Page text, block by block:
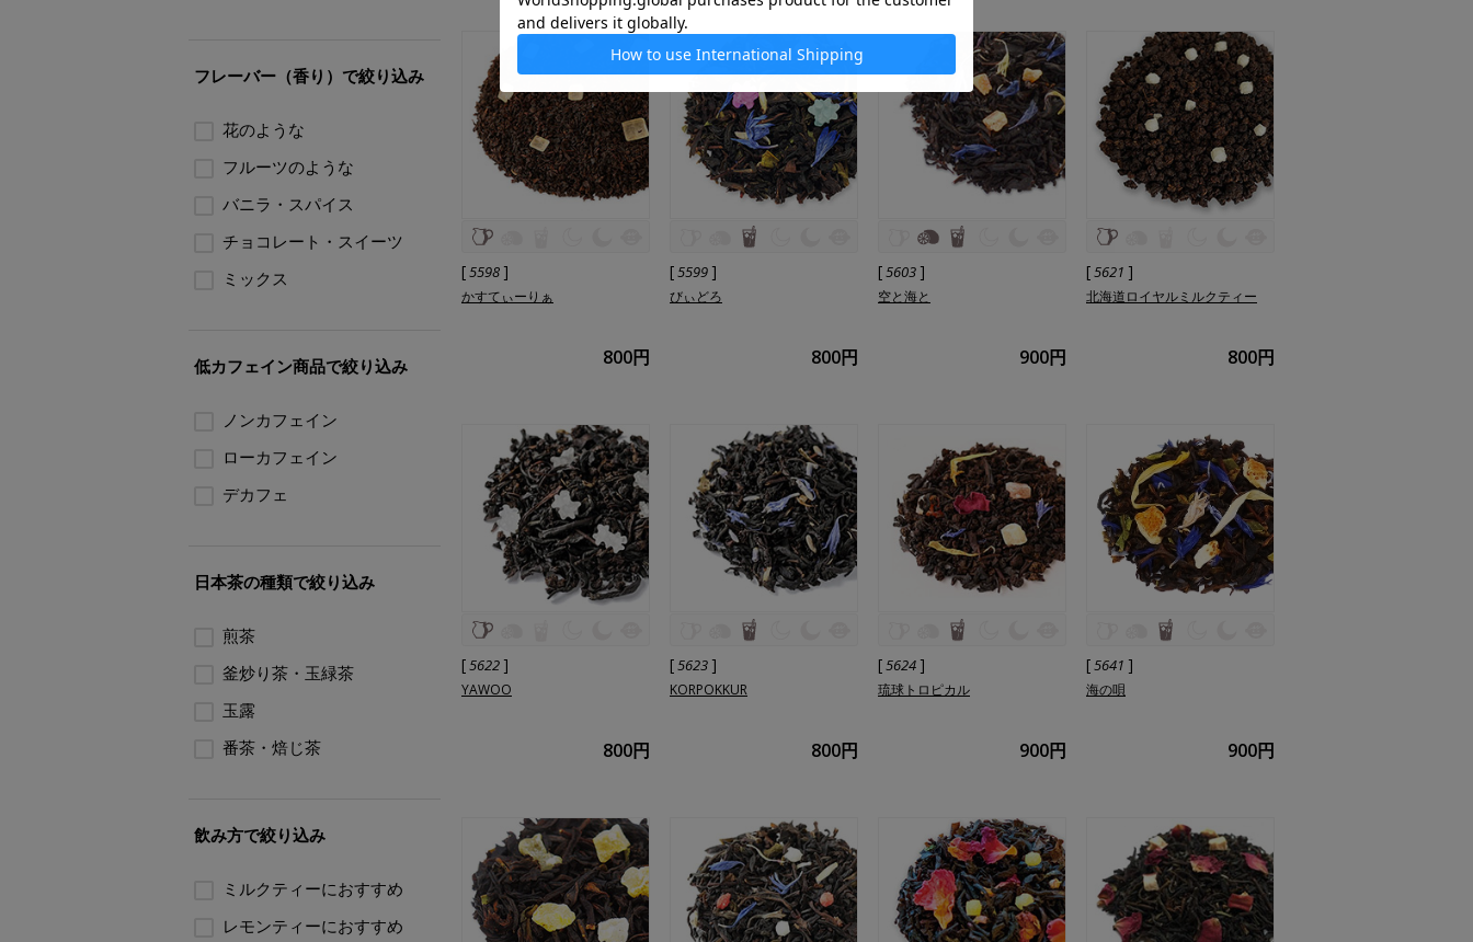
[5598 ]
かすてぃーりぁ
800円
[5599 ]
びぃどろ
800円
[5603 ]
空と海と
900円
[5621 ]
北海道ロイヤルミルクティー
800円
[5622 ]
YAWOO
800円
[5623 ]
KORPOKKUR
800円
[5624 ]
琉球トロピカル
900円
[5641 ]
海の唄
900円
フレーバー（香り）で絞り込み
花のような
フルーツのような
バニラ・スパイス
チョコレート・スイーツ
ミックス
低カフェイン商品で絞り込み
ノンカフェイン
ローカフェイン
デカフェ
日本茶の種類で絞り込み
煎茶
釜炒り茶・玉緑茶
玉露
番茶・焙じ茶
飲み方で絞り込み
ミルクティーにおすすめ
レモンティーにおすすめ